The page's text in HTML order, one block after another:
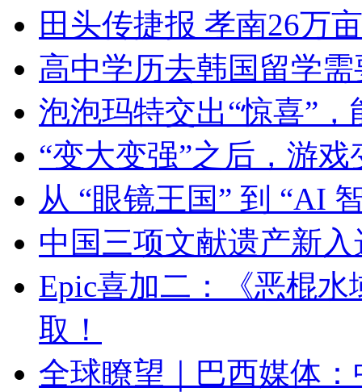
田头传捷报 孝南26万
高中学历去韩国留学
泡泡玛特交出“惊喜”
“变大变强”之后，游
从 “眼镜王国” 到 “AI
中国三项文献遗产新
Epic喜加二：《恶棍
取！
全球瞭望｜巴西媒体